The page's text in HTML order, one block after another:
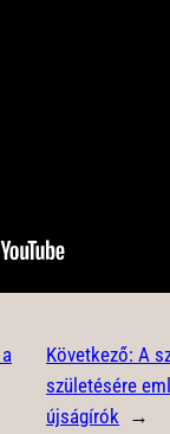
Következő:A
születésére
újságírók →